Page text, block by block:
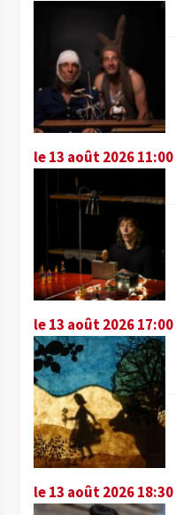
le 13 août 2026 11:00
le 13 août 2026 17:00
le 13 août 2026 18:30